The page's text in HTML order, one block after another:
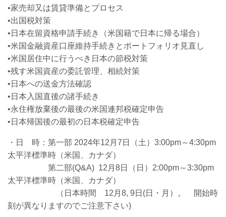
•家売却又は賃貸準備とプロセス
•出国税対策
•日本在留資格申請手続き（米国籍で日本に帰る場合）
•米国金融資産口座維持手続きとポートフォリオ見直し
•米国居住中に行うべき日本の節税対策
•残す米国資産の委託管理、相続対策
•日本への送金方法確認
•日本入国直後の諸手続き
•永住権放棄後の最後の米国連邦税確定申告
•日本帰国後の最初の日本税確定申告
・日 時：第一部 2024年12月7日（土）3:00pm～4:30pm
太平洋標準時（米国、カナダ）
第二部(Q&A) 12 月8日（日）2:00pm～3:30pm
太平洋標準時（米国、カナダ）
（日本時間 12 月8, 9日(日・月 ）。 開始時
刻が異なりますのでご注意下さい)